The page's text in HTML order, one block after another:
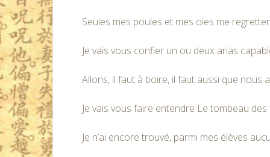
Seules mes poules et mes oies me
Je vais vous confier un ou deux arias
Allons, il faut à boire, il faut aussi que nous
Je vais vous faire entendre Le tombeau
Je n’ai encore trouvé, parmi mes élèves